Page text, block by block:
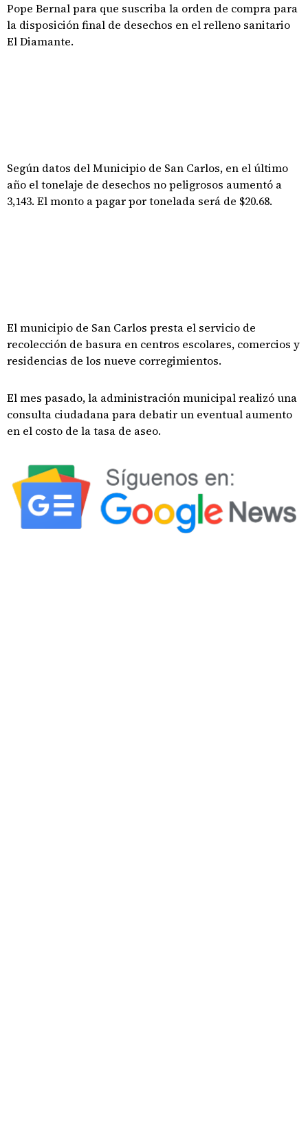
Pope Bernal para que suscriba la orden de compra para
la disposición final de desechos en el relleno sanitario
El Diamante.
Según datos del Municipio de San Carlos, en el último
año el tonelaje de desechos no peligrosos aumentó a
3,143. El monto a pagar por tonelada será de $20.68.
El municipio de San Carlos presta el servicio de
recolección de basura en centros escolares, comercios y
residencias de los nueve corregimientos.
El mes pasado, la administración municipal realizó una
consulta ciudadana para debatir un eventual aumento
en el costo de la tasa de aseo.